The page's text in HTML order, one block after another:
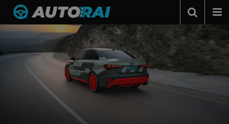
Autonieuws
Podcast
Autotests
Automerken